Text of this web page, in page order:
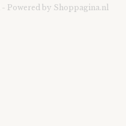
Powered by Shoppagina.nl